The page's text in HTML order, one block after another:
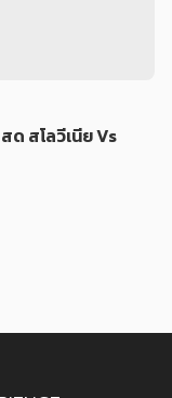
ด สโลวีเนีย Vs